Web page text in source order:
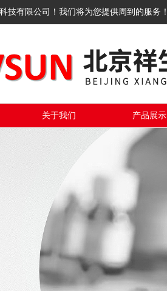
技有限公司！我们将为您提供周到的服务！
关于我们 产品展示